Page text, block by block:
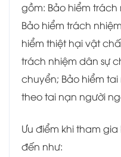
gồm: Bảo hiểm
Bảo hiểm trách
hiểm thiệt hại vật
trách nhiệm dân sự
chuyển; Bảo hiểm
theo tai nạn người
Ưu điểm khi tham
đến như: